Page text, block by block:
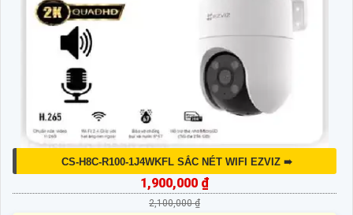
CS-H8C-R100-1J4WKFL SẮC NÉT WIFI EZVIZ ➠
1,900,000 ₫
2,100,000 ₫